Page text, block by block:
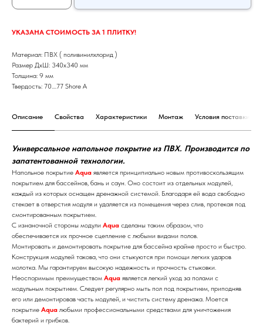
УКАЗАНА СТОИМОСТЬ ЗА 1 ПЛИТКУ!
Материал: ПВХ ( поливинилхлорид )
Размер ДхШ: 340х340 мм
Толщина: 9 мм
Твердость: 70....77 Shore A
Описание Свойства Характеристики Монтаж Условия поставки
Универсальное напольное покрытие из ПВХ. Производится по
запатентованной технологии.
Напольное покрытие Aqua является принципиально новым противоскользящим
покрытием для бассейнов, бань и саун. Оно состоит из отдельных модулей,
каждый из которых оснащен дренажной системой. Благодаря ей вода свободно
стекает в отверстия модуля и удаляется из помещения через слив, протекая под
смонтированным покрытием.
С изнаночной стороны модули Aqua сделаны таким образом, что
обеспечивается их прочное сцепление с любыми видами полов.
Монтировать и демонтировать покрытие для бассейна крайне просто и быстро.
Конструкция модулей такова, что они стыкуются при помощи легких ударов
молотка. Мы гарантируем высокую надежность и прочность стыковки.
Неоспоримым преимуществом Aqua является легкий уход за полами с
модульным покрытием. Следует регулярно мыть пол под покрытием, приподняв
его или демонтировав часть модулей, и чистить систему дренажа. Моется
покрытие Aqua любыми профессиональными средствами для уничтожения
бактерий и грибков.